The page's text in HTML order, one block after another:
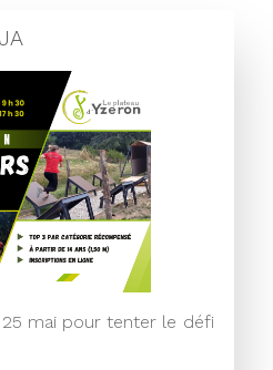
mai pour tenter le défi